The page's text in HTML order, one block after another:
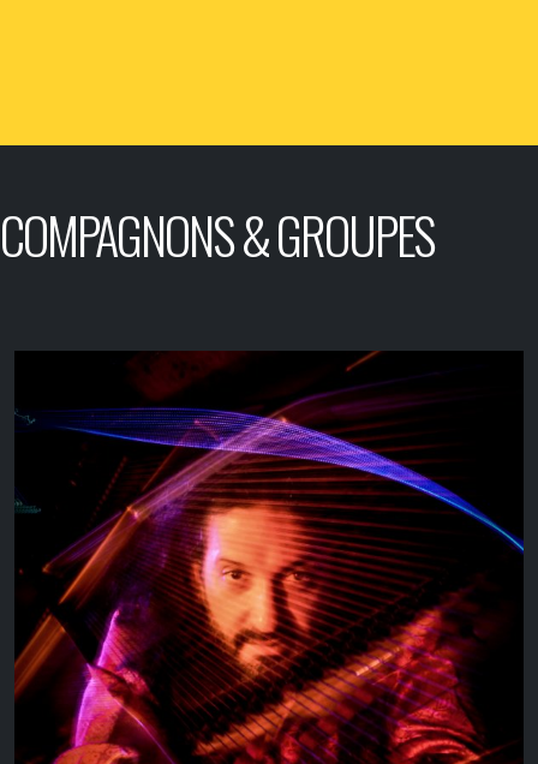
COMPAGNONS & GROUPES